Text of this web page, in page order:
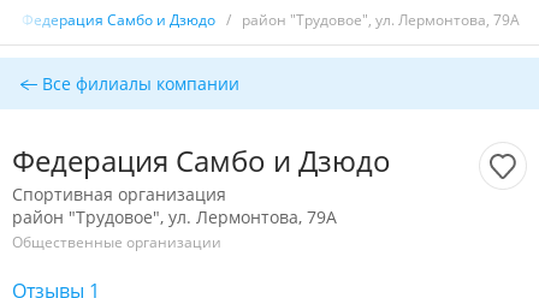
Федерация Самбо и Дзюдо / район "Трудовое", ул. Лермонтова, 79А
Все филиалы компании
Федерация Самбо и Дзюдо
Спортивная организация
район "Трудовое", ул. Лермонтова, 79А
Общественные организации
Отзывы 1